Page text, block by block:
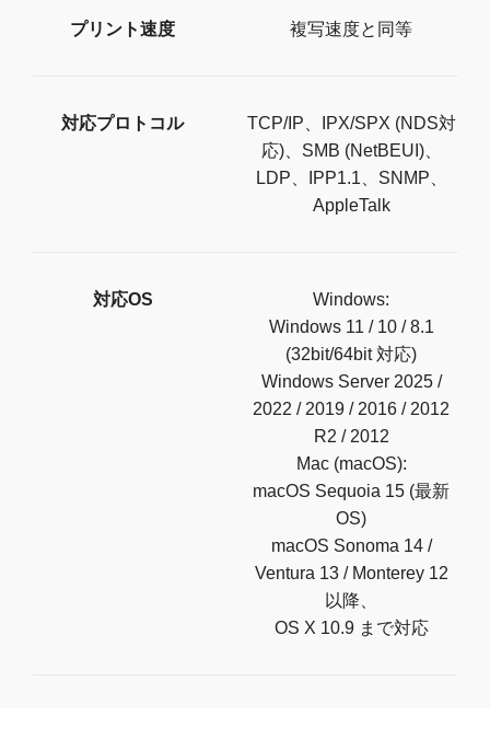
プリント速度 複写速度と同等
対応プロトコル
TCP/IP、IPX/SPX (NDS対
応)、SMB (NetBEUI)、
LDP、IPP1.1、SNMP、
AppleTalk
対応OS
Windows:
Windows 11 / 10 / 8.1
(32bit/64bit 対応)
Windows Server 2025 /
2022 / 2019 / 2016 / 2012
R2 / 2012
Mac (macOS):
macOS Sequoia 15 (最新
OS)
macOS Sonoma 14 /
Ventura 13 / Monterey 12
以降、
OS X 10.9 まで対応